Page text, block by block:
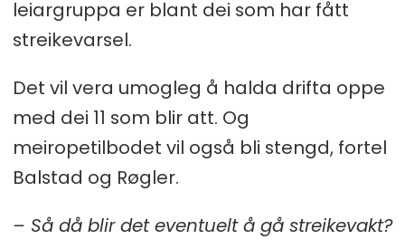
leiargruppa er blant dei som har fått
streikevarsel.
Det vil vera umogleg å halda drifta oppe
med dei 11 som blir att. Og
meiropetilbodet vil også bli stengd, fortel
Balstad og Røgler.
– Så då blir det eventuelt å gå streikevakt?